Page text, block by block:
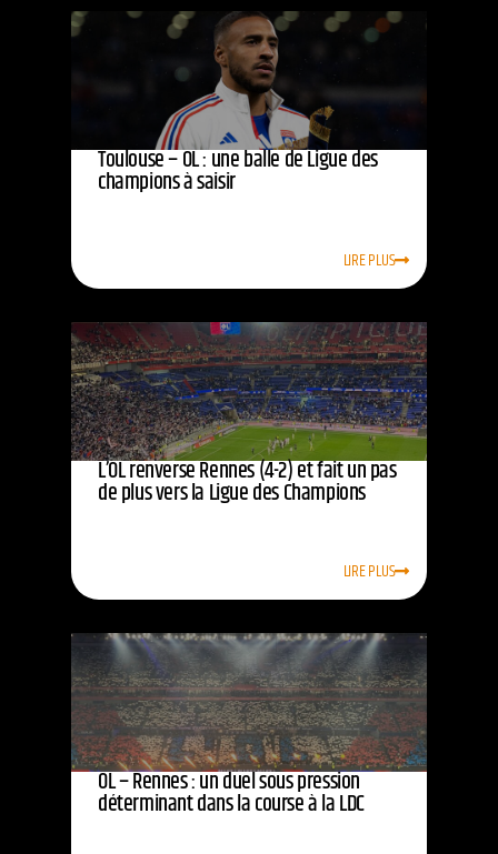
Toulouse – OL : une balle de Ligue des
champions à saisir
LIRE PLUS
L’OL renverse Rennes (4-2) et fait un pas
de plus vers la Ligue des Champions
LIRE PLUS
OL – Rennes : un duel sous pression
déterminant dans la course à la LDC